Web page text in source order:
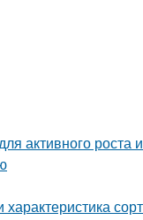
активного роста